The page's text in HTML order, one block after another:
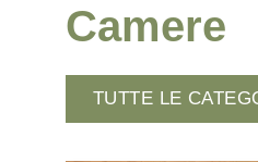
Camere
TUTTE LE